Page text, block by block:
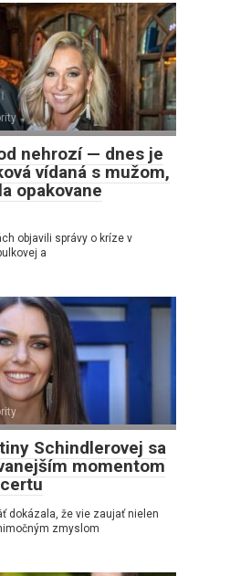
nehrozí — dnes je
vídaná s mužom,
opakovane
objavili správy o kríze v
a
Schindlerovej sa
momentom
dokázala, že vie zaujať nielen
zmyslom